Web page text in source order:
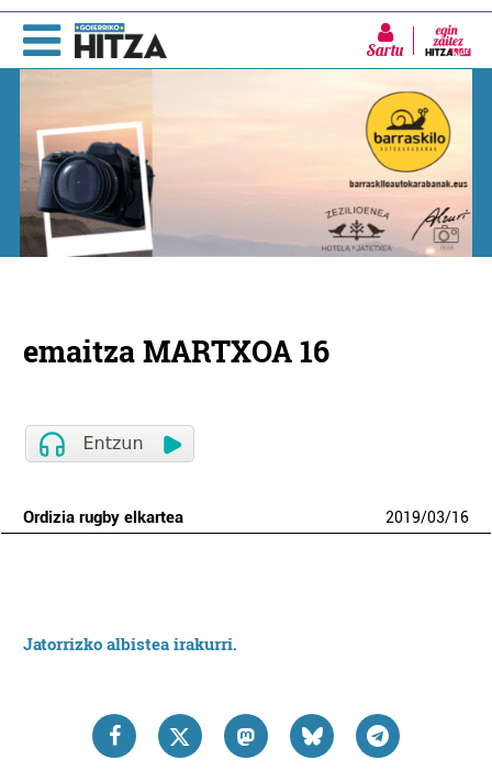
Sartu
emaitza MARTXOA 16
Ordizia rugby elkartea 2019/03/16
Jatorrizko albistea irakurri.